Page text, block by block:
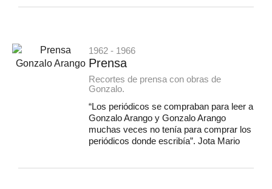
1962 - 1966
Prensa
Recortes de prensa con obras de
Gonzalo.
“Los periódicos se compraban para leer a
Gonzalo Arango y Gonzalo Arango
muchas veces no tenía para comprar los
periódicos donde escribía”. Jota Mario